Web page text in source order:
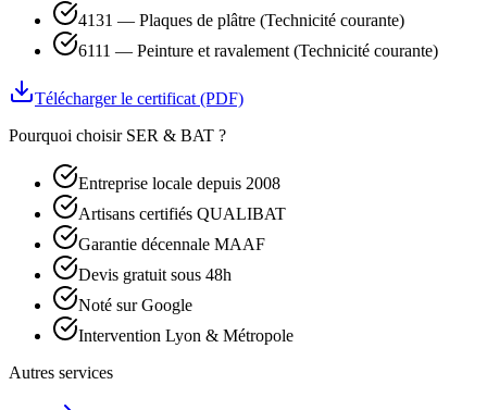
4131 — Plaques de plâtre (Technicité courante)
6111 — Peinture et ravalement (Technicité courante)
Télécharger le certificat (PDF)
Pourquoi choisir SER & BAT ?
Entreprise locale depuis 2008
Artisans certifiés QUALIBAT
Garantie décennale MAAF
Devis gratuit sous 48h
Noté sur Google
Intervention Lyon & Métropole
Autres services